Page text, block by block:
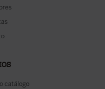
catálogo